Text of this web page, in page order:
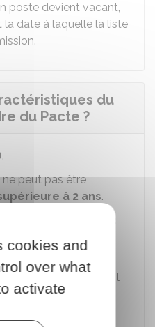
poste devient vacant,
la date à laquelle la liste
du
du Pacte ?
.
peut pas être
à 2 ans.
contrat, d'une
en alternance dont
à20 %
cookies and
over what
activate